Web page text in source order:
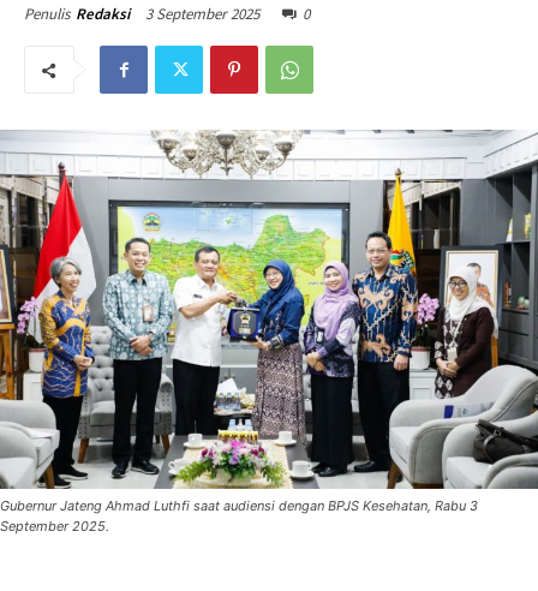
Penulis Redaksi 3 September 2025 0
Gubernur Jateng Ahmad Luthfi saat audiensi dengan BPJS Kesehatan, Rabu 3
September 2025.